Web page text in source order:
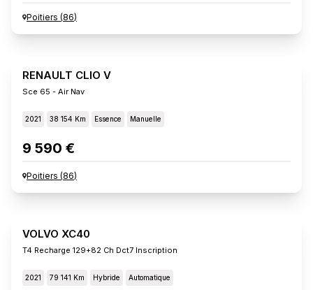
Poitiers (86)
RENAULT CLIO V
Sce 65 - Air Nav
2021 38 154 Km Essence Manuelle
9 590 €
Poitiers (86)
VOLVO XC40
T4 Recharge 129+82 Ch Dct7 Inscription
2021 79 141 Km Hybride Automatique